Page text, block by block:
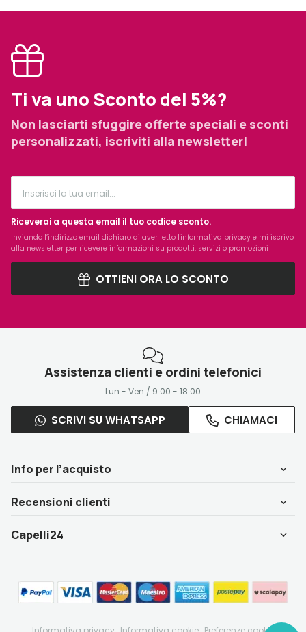
Ti va uno Sconto del 5%?
Non lasciarti sfuggire offerte speciali e sconti
personalizzati, iscriviti alla newsletter!
OTTIENI ORA LO SCONTO
Riceverai a questa email il tuo codice sconto.
Inviando l’indirizzo email dichiaro di aver letto l'informativa privacy e mi iscrivo
alla newsletter per ricevere informazioni su prodotti, servizi o promozioni
Assistenza clienti e ordini telefonici
Lun - Ven / 9:00 - 18:00
SCRIVI SU WHATSAPP CHIAMACI
Info per l’acquisto
Recensioni clienti
Capelli24